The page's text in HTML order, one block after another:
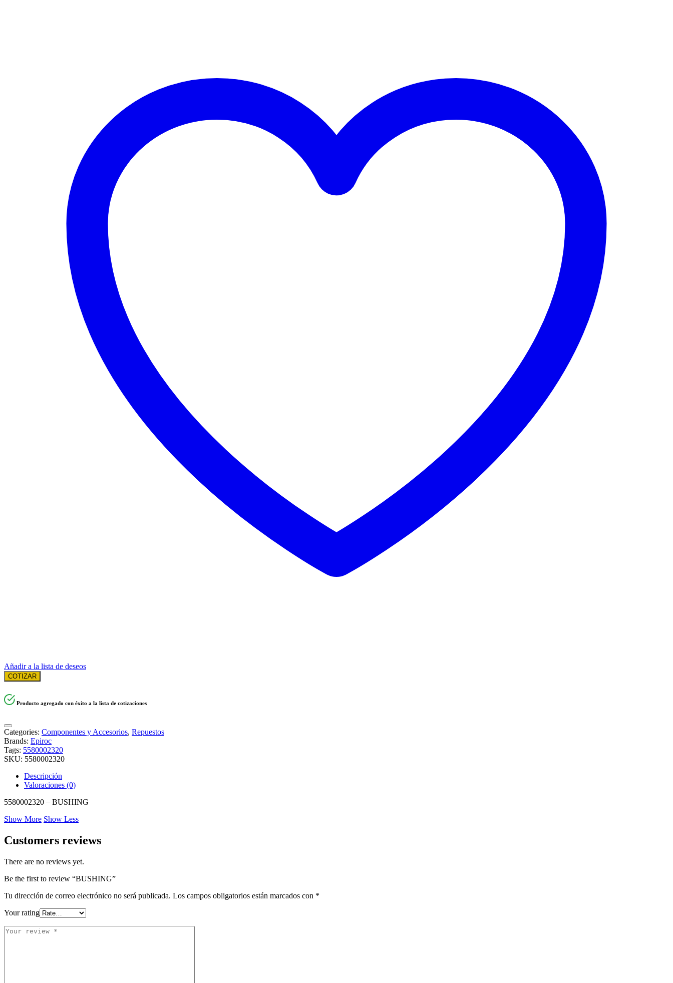
Añadir a la lista de deseos
COTIZAR
Producto agregado con éxito a la lista de cotizaciones
Categories: Componentes y Accesorios, Repuestos
Brands: Epiroc
Tags: 5580002320
SKU: 5580002320
Descripción
Valoraciones (0)
5580002320 – BUSHING
Show More Show Less
Customers reviews
There are no reviews yet.
Be the first to review “BUSHING”
Tu dirección de correo electrónico no será publicada. Los campos obligatorios están marcados con *
Your rating